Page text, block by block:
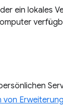
ein lokales
von